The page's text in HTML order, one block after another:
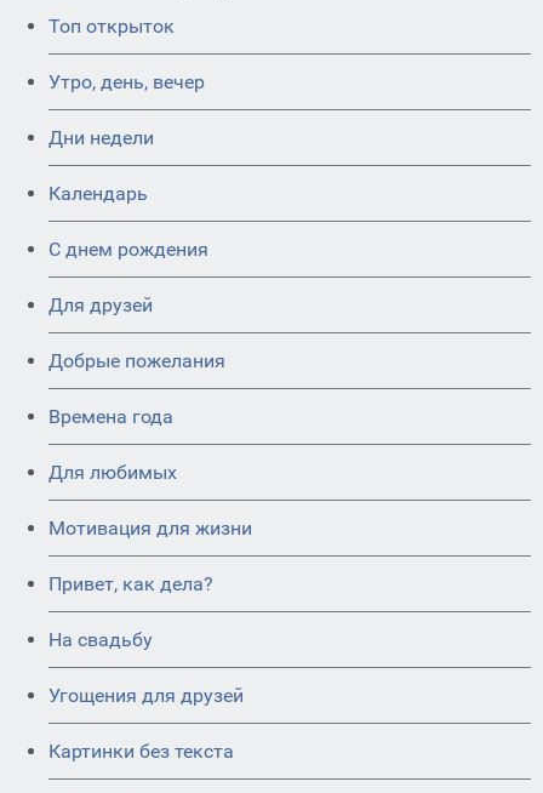
Топ открыток
Утро, день, вечер
Дни недели
Календарь
C днем рождения
Для друзей
Добрые пожелания
Времена года
Для любимых
Мотивация для жизни
Привет, как дела?
На свадьбу
Угощения для друзей
Картинки без текста